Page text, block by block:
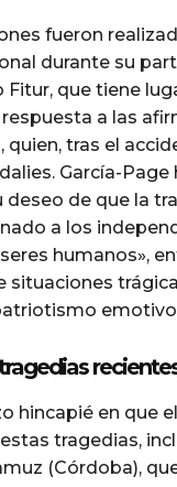
fueron
durante su
que tiene
a las
quien, tras el
García-Page
deseo de que la
a los
humanos»,
situaciones
hincapié en que
tragedias,
(Córdoba),